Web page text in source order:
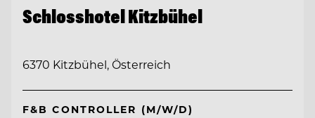
Schlosshotel Kitzbühel
6370 Kitzbühel, Österreich
F&B CONTROLLER (M/W/D)